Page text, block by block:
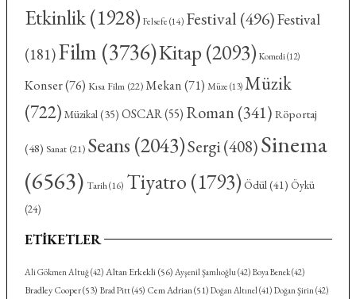
Etkinlik(1928) Felsefe (14) Festival (496)Festival
(181)Film (3736)Kitap (2093) Komedi(12)
Konser(76) Kısa Film(22) Mekan(71) Müze (13) Müzik
(722) Müzikal(35) OSCAR(55) Roman(341) Röportaj
(48) Sanat(21) Seans (2043)Sergi(408)Sinema
(6563) Tarih(16) Tiyatro (1793) Ödül(41) Öykü
(24)
ETIKETLER
Ali Gökmen Altuğ(42) Altan Erkekli(56) Ayşenil Şamlıoğlu(42) Boya Benek(42)
Bradley Cooper(53) Brad Pitt(45) Cem Adrian(51) Doğan Altınel(41) Doğan Şirin(42)